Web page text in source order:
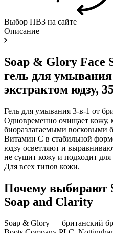
Выбор ПВЗ на сайте
Описание
Soap & Glory
гель для
экстрактом юдзу,
Гель для умывания 3-в-1 от
Одновременно очищает кожу,
биоразлагаемыми восковыми
Витамин C в стабильной
юдзу осветляют и
не сушит кожу и подходит
Для всех типов кожи.
Почему выбирают
Soap and Clarity
Soap & Glory — британский